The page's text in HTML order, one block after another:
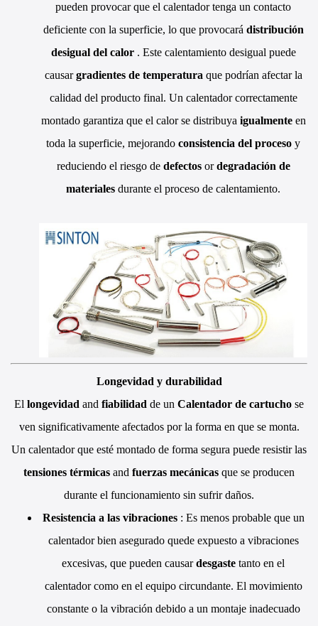
pueden provocar que el calentador tenga un contacto
deficiente con la superficie, lo que provocará distribución
desigual del calor . Este calentamiento desigual puede
causargradientes de temperatura que podrían afectar la
calidad del producto final. Un calentador correctamente
montado garantiza que el calor se distribuya igualmente en
toda la superficie, mejorando consistencia del proceso y
reduciendo el riesgo de defectos ordegradación de
materiales durante el proceso de calentamiento.
Longevidad y durabilidad
El longevidad and fiabilidad de un Calentador de cartucho se
ven significativamente afectados por la forma en que se monta.
Un calentador que esté montado de forma segura puede resistir las
tensiones térmicas and fuerzas mecánicas que se producen
durante el funcionamiento sin sufrir daños.
Resistencia a las vibraciones : Es menos probable que un
calentador bien asegurado quede expuesto a vibraciones
excesivas, que pueden causardesgaste tanto en el
calentador como en el equipo circundante. El movimiento
constante o la vibración debido a un montaje inadecuado